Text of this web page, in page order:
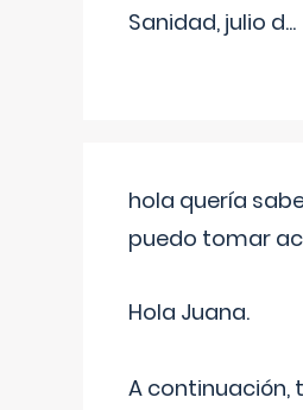
Sanidad, julio d...
hola quería
puedo tomar
Hola Juana.
A continuación,